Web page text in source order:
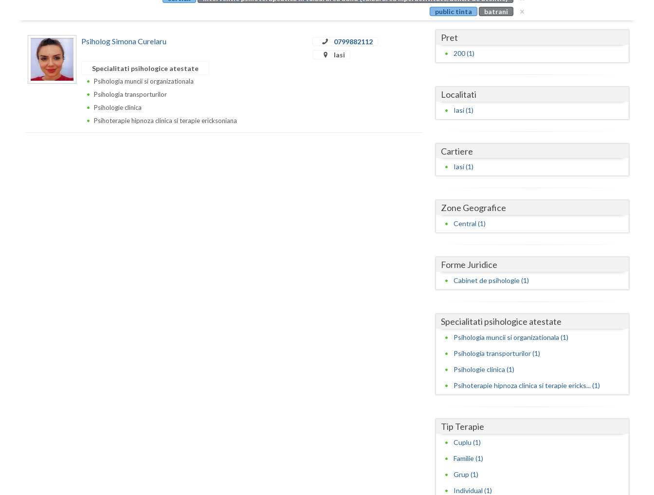
Buzau
Cluj
Covasna
Dambovita
Dolj
Galati
Gorj
Ialomita
Iasi
Maramures
Mehedinti
Mures
Neamt
Olt
public tinta
batrani
Psiholog Simona Curelaru
0799882112
Iasi
Specialitati psihologice atestate
Psihologia muncii si organizationala
Psihologia transporturilor
Psihologie clinica
Psihoterapie hipnoza clinica si terapie ericksoniana
Pret
200 (1)
Localitati
Iasi (1)
Cartiere
Iasi (1)
Zone Geografice
Central (1)
Forme Juridice
Cabinet de psihologie (1)
Specialitati psihologice atestate
Psihologia muncii si organizationala (1)
Psihologia transporturilor (1)
Psihologie clinica (1)
Psihoterapie hipnoza clinica si terapie ericks... (1)
Tip Terapie
Cuplu (1)
Familie (1)
Grup (1)
Individual (1)